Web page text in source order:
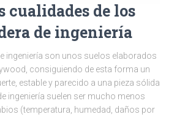
cualidades de los
de ingeniería
ingeniería son unos suelos elaborados
consiguiendo de esta forma un
estable y parecido a una pieza sólida
ingeniería suelen ser mucho menos
(temperatura, humedad, daños por